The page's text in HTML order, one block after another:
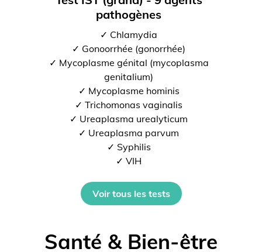
pathogènes
✓ Chlamydia
✓ Gonoorrhée (gonorrhée)
✓ Mycoplasme génital (mycoplasma
genitalium)
✓ Mycoplasme hominis
✓ Trichomonas vaginalis
✓ Ureaplasma urealyticum
✓ Ureaplasma parvum
✓ Syphilis
✓ VIH
Voir tous les tests
Santé & Bien-être